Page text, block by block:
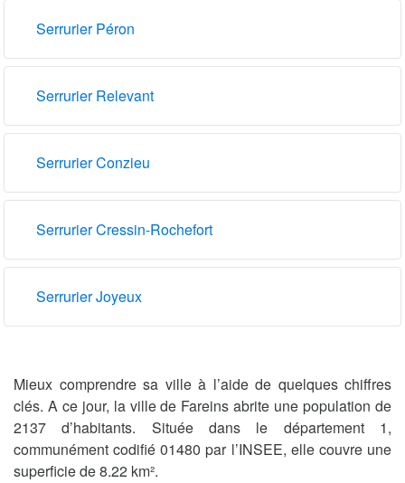
Serrurier Péron
Serrurier Relevant
Serrurier Conzieu
Serrurier Cressin-Rochefort
Serrurier Joyeux
Mieux comprendre sa ville à l’aide de quelques chiffres
clés. A ce jour, la ville de Fareins abrite une population de
2137 d’habitants. Située dans le département 1,
communément codifié 01480 par l’INSEE, elle couvre une
superficie de 8.22 km².